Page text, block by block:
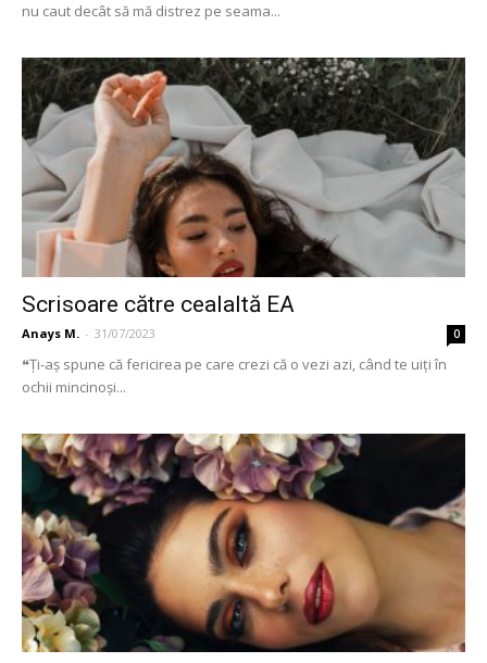
nu caut decât să mă distrez pe seama...
Scrisoare către cealaltă EA
Anays M. - 31/07/2023 0
❝Ți-aș spune că fericirea pe care crezi că o vezi azi, când te uiți în
ochii mincinoși...